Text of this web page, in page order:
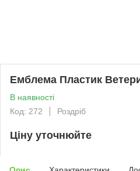
Емблема Пластик
В наявності
Код: 272
Роздріб
Ціну уточнюйте